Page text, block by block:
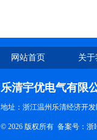
网站首页 关
乐清宇优电气有限
地址：浙江温州乐清经济开
© 2026 版权所有 备案号：浙